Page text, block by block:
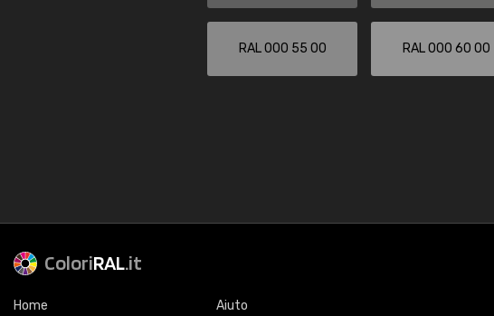
RAL 000 55 00 RAL 000 60 00
ColoriRAL.it
Home Aiuto